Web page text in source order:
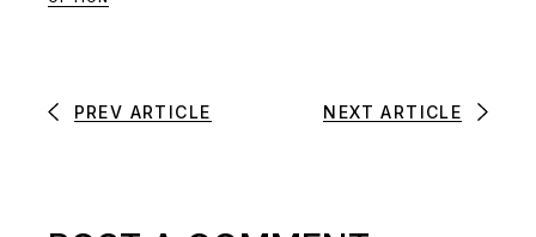
PREV ARTICLE NEXT ARTICLE